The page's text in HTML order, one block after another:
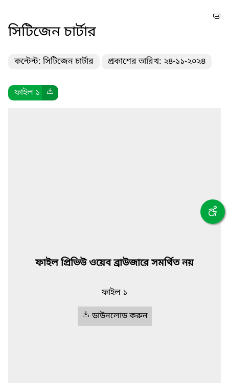
সিটিজেন চার্টার
কন্টেন্ট: সিটিজেন চার্টার প্রকাশের তারিখ: ২৪-১১-২০২৪
ফাইল ১
ফাইল প্রিভিউ ওয়েব ব্রাউজারে সমর্থিত নয়
ফাইল ১
ডাউনলোড করুন